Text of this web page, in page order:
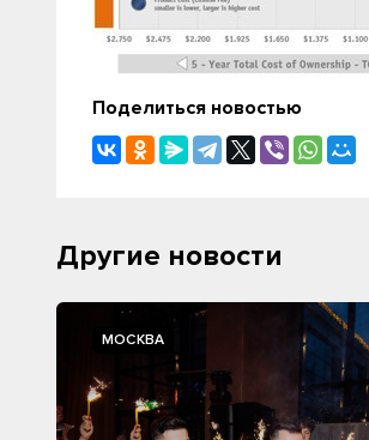
Поделиться новостью
Другие новости
МОСКВА